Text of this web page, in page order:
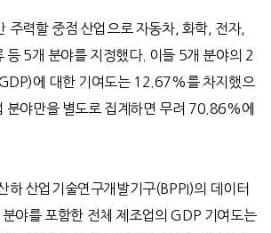
주력할 중점 산업으로 자동차, 화학, 전자,
등 5개 분야를 지정했다. 이들 5개 분야의 2
에 대한 기여도는 12.67%를 차지했으
분야만을 별도로 집계하면 무려 70.86%에
하 산업기술연구개발기구(BPPI)의 데이터
야를 포함한 전체 제조업의 GDP 기여도는